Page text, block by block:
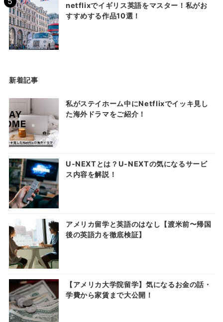
netflixでイギリス英語をマスター！私がお
すすめする作品10選！
新着記事
私がステイホーム中にNetflixでイッキ見し
た海外ドラマをご紹介！
U-NEXTとは？U-NEXTの気になるサービ
ス内容を解説！
アメリカ留学と英語のはなし【渡米前〜帰国
後の英語力を徹底検証】
【アメリカ大学院留学】気になるお金の話・
学費から家賃まで大公開！